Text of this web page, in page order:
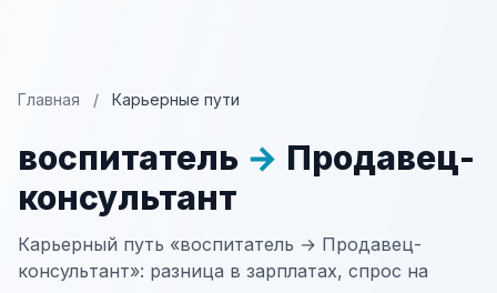
Главная / Карьерные пути
воспитатель → Продавец-
консультант
Карьерный путь «воспитатель → Продавец-
консультант»: разница в зарплатах, спрос на